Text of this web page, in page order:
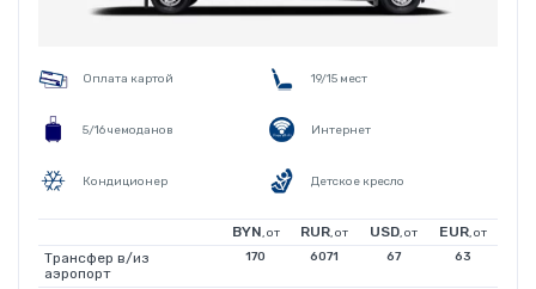
Оплата картой 19/15 мест
5/16 чемоданов Интернет
Кондиционер Детское кресло
BYN, от RUR, от USD, от EUR, от
Трансфер в/из
аэропорт
170 6071 67 63